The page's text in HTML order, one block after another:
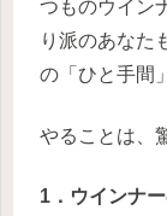
つものウイン
り派のあなた
の「ひと手間
やることは、
1．ウインナ